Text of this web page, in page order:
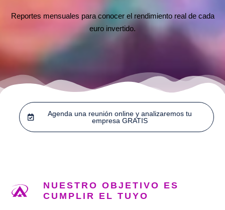
Reportes mensuales para conocer el rendimiento real de cada
euro invertido.
Agenda una reunión online y analizaremos tu
empresa GRATIS
NUESTRO OBJETIVO ES
CUMPLIR EL TUYO